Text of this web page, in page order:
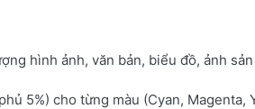
hình ảnh, văn bản, biểu đồ, ảnh
5%) cho từng màu (Cyan, Magenta,